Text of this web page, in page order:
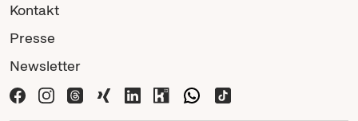
Kontakt
Presse
Newsletter